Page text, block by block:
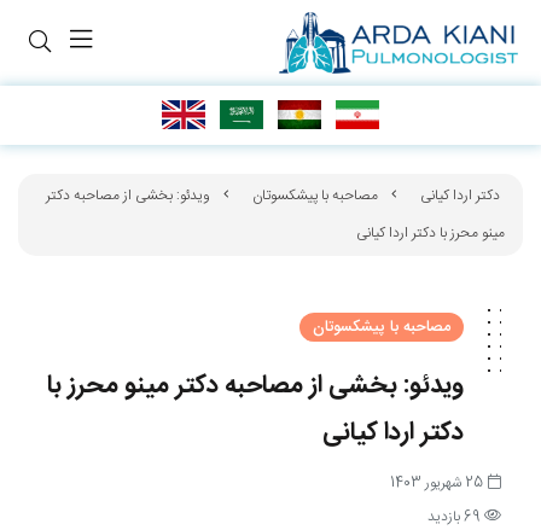
دکتر اردا کیانی مصاحبه با پیشکسوتان
ویدئو: بخشی از مصاحبه دکتر
مینو محرز با دکتر اردا کیانی
مصاحبه با پیشکسوتان
ویدئو: بخشی از مصاحبه دکتر مینو محرز با
دکتر اردا کیانی
25 شهریور 1403
69 بازدید